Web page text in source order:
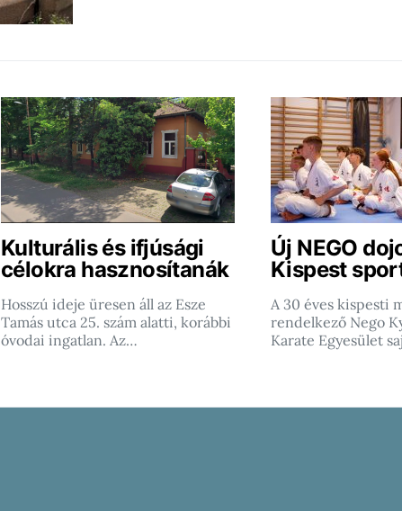
Kulturális és ifjúsági
célokra hasznosítanák
Hosszú ideje üresen áll az Esze
Tamás utca 25. szám alatti, korábbi
óvodai ingatlan. Az…
Új NEGO
Kispest
A 30 éves kispesti
rendelkező Nego
Karate Egyesület